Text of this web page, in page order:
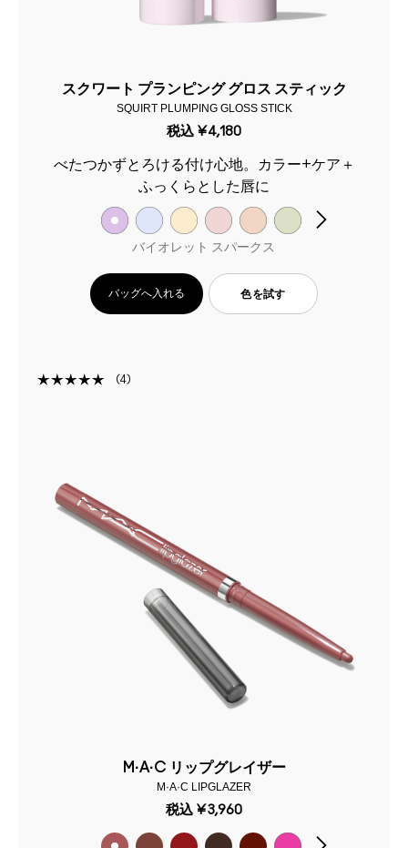
スクワート プランピング グロス スティック
SQUIRT PLUMPING GLOSS STICK
税込 ¥4,180
べたつかずとろける付け心地。カラー+ケア＋
ふっくらとした唇に
バイオレット スパークス
バッグへ入れる 色を試す
4
M·A·C リップグレイザー
M·A·C LIPGLAZER
税込 ¥3,960